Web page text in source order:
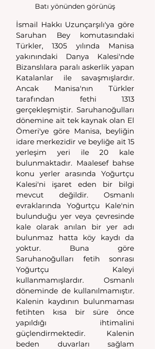
Batı yönünden görünüş
İsmail Hakkı Uzunçarşılı'ya göre
Saruhan Bey komutasındaki
Türkler, 1305 yılında Manisa
yakınındaki Danya Kalesi'nde
Bizanslılara paralı askerlik yapan
Katalanlar ile savaşmışlardır.
Ancak Manisa'nın Türkler
tarafından fethi 1313
gerçekleşmiştir. Saruhanoğulları
dönemine ait tek kaynak olan El
Ömeri'ye göre Manisa, beyliğin
idare merkezidir ve beyliğe ait 15
yerleşim yeri ile 20 kale
bulunmaktadır. Maalesef bahse
konu yerler arasında Yoğurtçu
Kalesi'ni işaret eden bir bilgi
mevcut değildir. Osmanlı
evraklarında Yoğurtçu Kale'nin
bulunduğu yer veya çevresinde
kale olarak anılan bir yer adı
bulunmaz hatta köy kaydı da
yoktur. Buna göre
Saruhanoğulları fetih sonrası
Yoğurtçu Kaleyi
kullanmamışlardır. Osmanlı
döneminde de kullanılmamıştır.
Kalenin kaydının bulunmaması
fetihten kısa bir süre önce
yapıldığı ihtimalini
güçlendirmektedir. Kalenin
beden duvarları sağlam